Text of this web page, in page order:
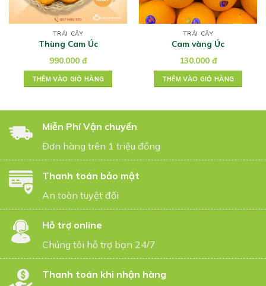
TRÁI CÂY
Thùng Cam Úc
990.000 đ
THÊM VÀO GIỎ HÀNG
TRÁI CÂY
Cam vàng Úc
130.000 đ
THÊM VÀO GIỎ HÀNG
Miễn Phí Vận chuyển
Đơn hàng trên 1 triệu đồng
Thanh toán bảo mật
An toàn tuyệt đối
Hỗ trợ online
Chúng tôi hỗ trợ bạn 24/7
Thanh toán khi nhận hàng